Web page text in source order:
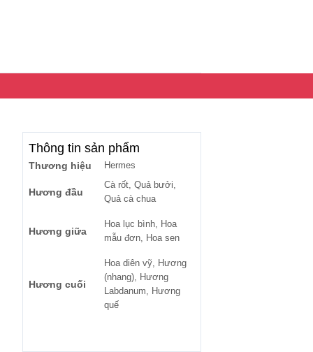
Thông tin sản phẩm
Thương hiệu Hermes
Hương đầu
Cà rốt, Quả bưởi,
Quả cà chua
Hương giữa
Hoa lục bình, Hoa
mẫu đơn, Hoa sen
Hương cuối
Hoa diên vỹ, Hương
(nhang), Hương
Labdanum, Hương
quế